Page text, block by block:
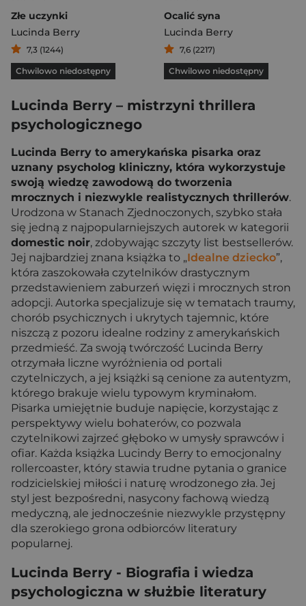
Złe uczynki
Lucinda Berry
7,3 (1244)
Chwilowo niedostępny
Ocalić syna
Lucinda Berry
7,6 (2217)
Chwilowo niedostępny
Lucinda Berry – mistrzyni thrillera
psychologicznego
Lucinda Berry to amerykańska pisarka oraz
uznany psycholog kliniczny, która wykorzystuje
swoją wiedzę zawodową do tworzenia
mrocznych i niezwykle realistycznych thrillerów.
Urodzona w Stanach Zjednoczonych, szybko stała
się jedną z najpopularniejszych autorek w kategorii
domestic noir, zdobywając szczyty list bestsellerów.
Jej najbardziej znana książka to „Idealne dziecko”,
która zaszokowała czytelników drastycznym
przedstawieniem zaburzeń więzi i mrocznych stron
adopcji. Autorka specjalizuje się w tematach traumy,
chorób psychicznych i ukrytych tajemnic, które
niszczą z pozoru idealne rodziny z amerykańskich
przedmieść. Za swoją twórczość Lucinda Berry
otrzymała liczne wyróżnienia od portali
czytelniczych, a jej książki są cenione za autentyzm,
którego brakuje wielu typowym kryminałom.
Pisarka umiejętnie buduje napięcie, korzystając z
perspektywy wielu bohaterów, co pozwala
czytelnikowi zajrzeć głęboko w umysły sprawców i
ofiar. Każda książka Lucindy Berry to emocjonalny
rollercoaster, który stawia trudne pytania o granice
rodzicielskiej miłości i naturę wrodzonego zła. Jej
styl jest bezpośredni, nasycony fachową wiedzą
medyczną, ale jednocześnie niezwykle przystępny
dla szerokiego grona odbiorców literatury
popularnej.
Lucinda Berry - Biografia i wiedza
psychologiczna w służbie literatury